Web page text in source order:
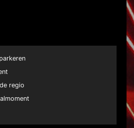
regio